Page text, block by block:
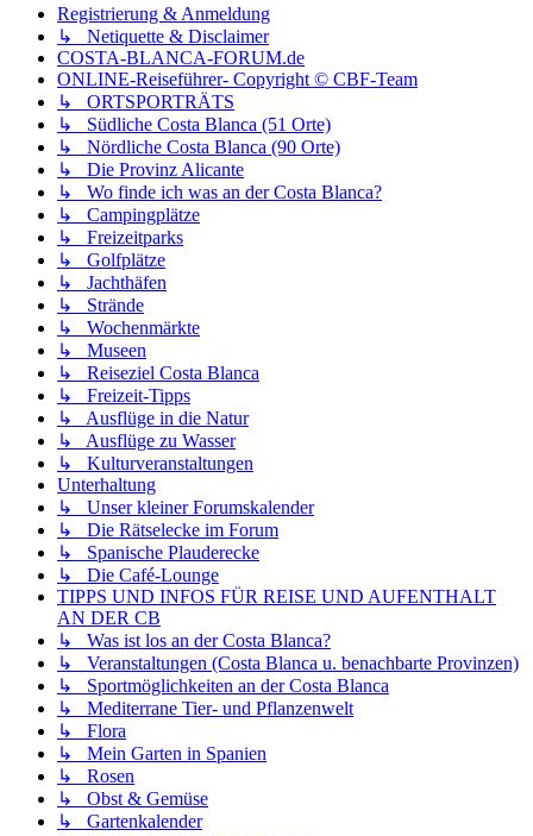
Registrierung & Anmeldung
↳ Netiquette & Disclaimer
COSTA-BLANCA-FORUM.de
ONLINE-Reiseführer- Copyright © CBF-Team
↳ ORTSPORTRÄTS
↳ Südliche Costa Blanca (51 Orte)
↳ Nördliche Costa Blanca (90 Orte)
↳ Die Provinz Alicante
↳ Wo finde ich was an der Costa Blanca?
↳ Campingplätze
↳ Freizeitparks
↳ Golfplätze
↳ Jachthäfen
↳ Strände
↳ Wochenmärkte
↳ Museen
↳ Reiseziel Costa Blanca
↳ Freizeit-Tipps
↳ Ausflüge in die Natur
↳ Ausflüge zu Wasser
↳ Kulturveranstaltungen
Unterhaltung
↳ Unser kleiner Forumskalender
↳ Die Rätselecke im Forum
↳ Spanische Plauderecke
↳ Die Café-Lounge
TIPPS UND INFOS FÜR REISE UND AUFENTHALT
AN DER CB
↳ Was ist los an der Costa Blanca?
↳ Veranstaltungen (Costa Blanca u. benachbarte Provinzen)
↳ Sportmöglichkeiten an der Costa Blanca
↳ Mediterrane Tier- und Pflanzenwelt
↳ Flora
↳ Mein Garten in Spanien
↳ Rosen
↳ Obst & Gemüse
↳ Gartenkalender